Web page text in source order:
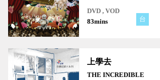
彩的唸歌人生，透過這趟
如公路電影般的音樂旅
DVD , VOD
83mins
台
上學去
THE INCREDIBLE